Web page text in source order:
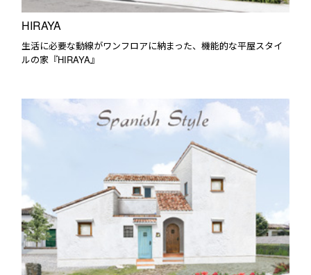
HIRAYA
生活に必要な動線がワンフロアに納まった、機能的な平屋スタイ
ルの家『HIRAYA』